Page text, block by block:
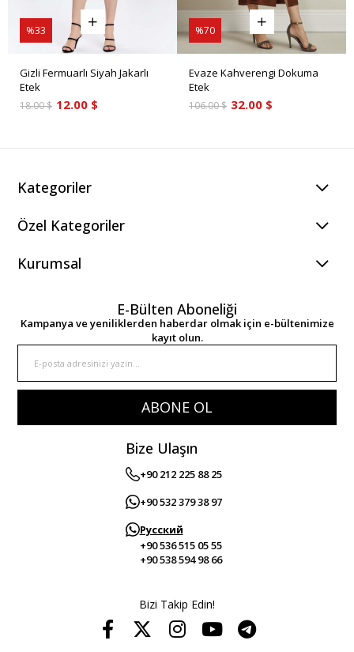
Gizli Fermuarlı Siyah Jakarlı
Etek
12.00 $
18.00 $
%33
Evaze Kahverengi Dokuma
Etek
32.00 $
106.00 $
%70
Kategoriler
Özel Kategoriler
Kurumsal
E-Bülten Aboneliği
Kampanya ve yeniliklerden haberdar olmak için e-bültenimize
kayıt olun.
ABONE OL
Bize Ulaşın
+90 212 225 88 25
+90 532 379 38 97
Русский
+90 536 515 05 55
+90 538 594 98 66
Bizi Takip Edin!